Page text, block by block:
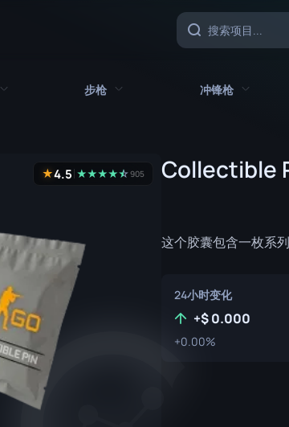
CZ75 自动
双持贝瑞塔
Glock-18
P2000
R8 左轮手枪
步枪
AK-47
冲锋枪
MAC-10
MP7
P90
★4.5 ★★★★★
☆905 Collectible
这个胶囊包含一枚系
24小时变化
+ 0.000
+0.00%